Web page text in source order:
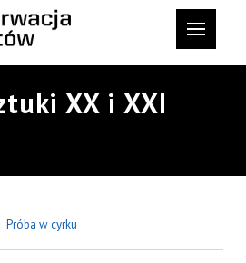
XX i XXI
Próba w cyrku